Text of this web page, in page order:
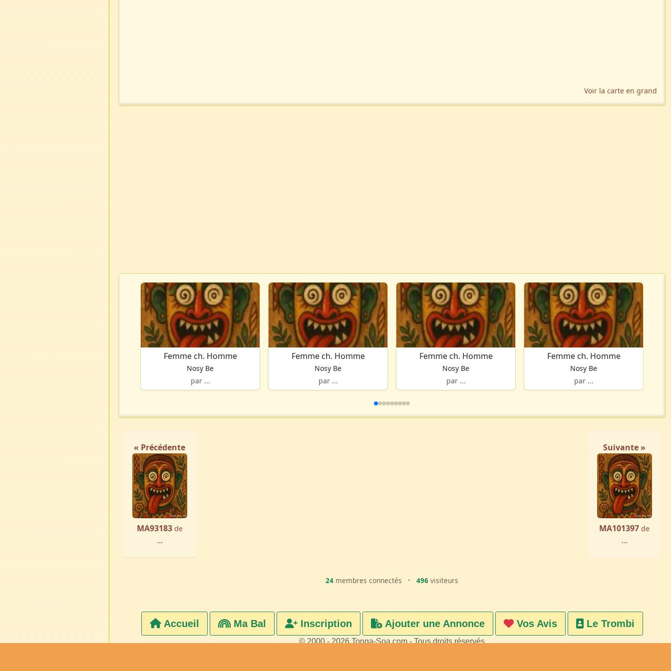
Voir la carte en grand
Femme ch. Homme
Nosy Be
par ...
Femme ch. Homme
Nosy Be
par ...
Femme ch. Homme
Nosy Be
par ...
Femme ch. Homme
Nosy Be
par ...
« Précédente
MA93183 de
...
Suivante »
MA101397 de
...
24 membres connectés • 496 visiteurs
Accueil Ma Bal Inscription Ajouter une Annonce Vos Avis Le Trombi
© 2000 - 2026 Tonga-Soa.com - Tous droits réservés